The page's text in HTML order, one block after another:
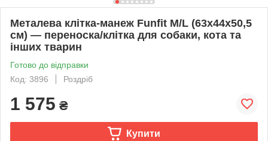
Металева клітка-манеж Funfit M/L (63х44х50,5
см) — переноска/клітка для собаки, кота та
інших тварин
Готово до відправки
Код: 3896
Роздріб
1 575 ₴
Купити